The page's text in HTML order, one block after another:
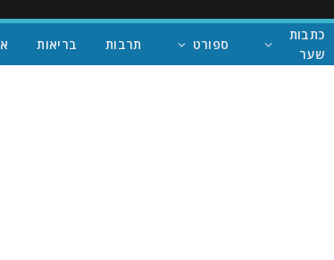
כתבות
שער
ספורט תרבות בריאות